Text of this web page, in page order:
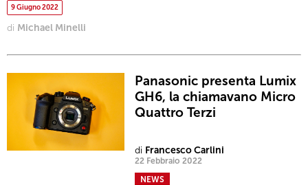
9 Giugno 2022
di Michael Minelli
Panasonic presenta Lumix
GH6, la chiamavano Micro
Quattro Terzi
di Francesco Carlini
22 Febbraio 2022
NEWS